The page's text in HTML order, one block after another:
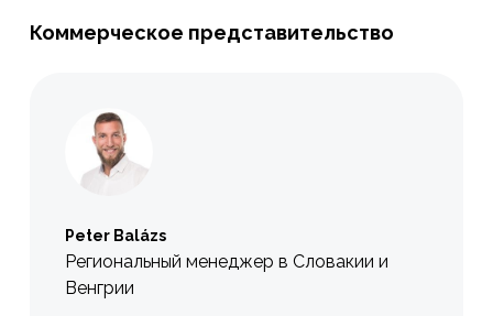
Коммерческое представительство
Peter Balázs
Региональный менеджер в Словакии и
Венгрии